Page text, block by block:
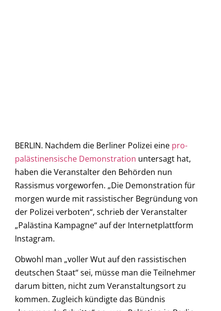
BERLIN. Nachdem die Berliner Polizei eine pro-
palästinensische Demonstration untersagt hat,
haben die Veranstalter den Behörden nun
Rassismus vorgeworfen. „Die Demonstration für
morgen wurde mit rassistischer Begründung von
der Polizei verboten“, schrieb der Veranstalter
„Palästina Kampagne“ auf der Internetplattform
Instagram.
Obwohl man „voller Wut auf den rassistischen
deutschen Staat“ sei, müsse man die Teilnehmer
darum bitten, nicht zum Veranstaltungsort zu
kommen. Zugleich kündigte das Bündnis